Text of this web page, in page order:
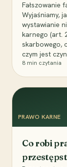
Fałszowanie
Wyjaśniamy,
wystawianie
karnego (art.
skarbowego,
czym jest
8 min czytania
PRAWO KARNE
Co robi